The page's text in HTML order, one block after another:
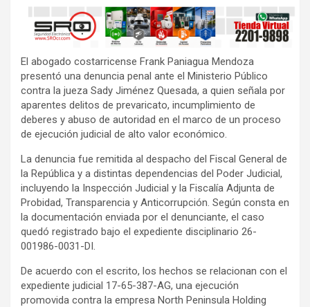
El abogado costarricense Frank Paniagua Mendoza
presentó una denuncia penal ante el Ministerio Público
contra la jueza Sady Jiménez Quesada, a quien señala por
aparentes delitos de prevaricato, incumplimiento de
deberes y abuso de autoridad en el marco de un proceso
de ejecución judicial de alto valor económico.
La denuncia fue remitida al despacho del Fiscal General de
la República y a distintas dependencias del Poder Judicial,
incluyendo la Inspección Judicial y la Fiscalía Adjunta de
Probidad, Transparencia y Anticorrupción. Según consta en
la documentación enviada por el denunciante, el caso
quedó registrado bajo el expediente disciplinario 26-
001986-0031-DI.
De acuerdo con el escrito, los hechos se relacionan con el
expediente judicial 17-65-387-AG, una ejecución
promovida contra la empresa North Peninsula Holding